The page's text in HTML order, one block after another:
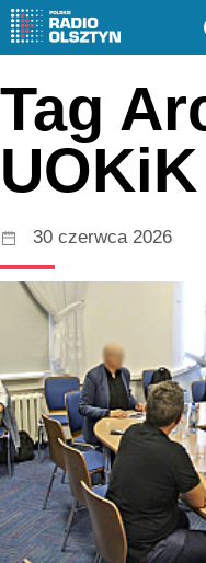
Tag
UOKiK
30 czerwca 2026